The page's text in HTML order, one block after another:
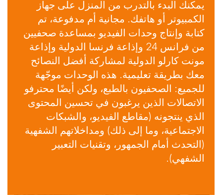
يمكنك البدء بالتدرب من المنزل على جهاز
الكمبيوتر أو هاتفك. مجانية أم مدفوعة، تم
كتابة وإنتاج وحدات الفيديو بمساعدة صحفيين
من فرانس 24 وإذاعة فرنسا الدولية وإذاعة
مونت كارلو الدولية لمشاركة أفضل النصائح
معك بطريقة تعليمية. هذه الوحدات موجّهة
للجميع: الصحفيون بالطبع، ولكن أيضًا محترفو
الاتصالات الذين يرغبون في تحسين المحتوى
الذي ينتجونه (مقاطع الفيديو، والشبكات
الاجتماعية، وما إلى ذلك) ومداخلاتهم الشفهية
(التحدث أمام الجمهور، وتقنيات التعبير
الشفهي).